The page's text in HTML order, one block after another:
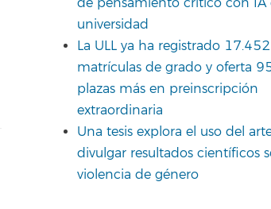
universidad
La ULL ya ha registrado 17.452
matrículas de grado y oferta
plazas más en preinscripción
extraordinaria
Una tesis explora el uso del
divulgar resultados científicos
violencia de género